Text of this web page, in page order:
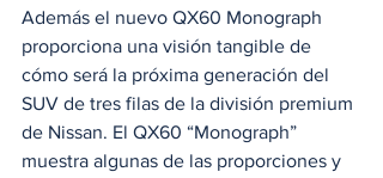
Además el nuevo QX60 Monograph
proporciona una visión tangible de
cómo será la próxima generación del
SUV de tres filas de la división premium
de Nissan. El QX60 “Monograph”
muestra algunas de las proporciones y